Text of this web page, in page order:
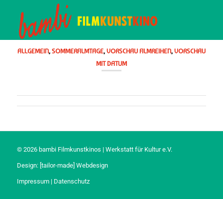
ALLGEMEIN,SOMMERFILMTAGE,VORSCHAU FILMREIHEN,VORSCHAU
MIT DATUM
© 2026 bambi Filmkunstkinos | Werkstatt für Kultur e.V.
Design: [tailor-made] Webdesign
Impressum| Datenschutz